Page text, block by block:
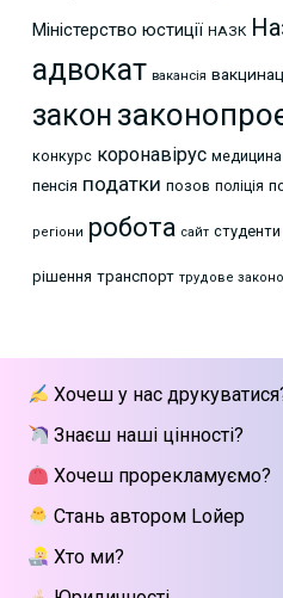
Міністерство юстиції НАЗК
адвокат вакансія
закон
конкурс коронавірус медицина
пенсія податки позов поліція
регіони робота сайт студенти
рішення транспорт трудове
Хочеш у нас
Знаєш наші цінності?
Хочеш прорекламуємо?
Стань автором Lойер
Хто ми?